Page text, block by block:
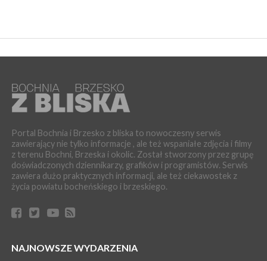
WYDARZENIA
04 sierpnia 2026
MASZKIENICE. Pies pogryzł 3-letnią dziewczynkę. Śmigłowiec
zabrał dziecko do szpitala w Krakowie
PIELGRZYMKA 2026
04 sierpnia 2026
Z BOCHNI NA JASNĄ GÓRĘ. Pierwszy dzień wędrówki
[ZDJĘCIA]
WYDARZENIA
BRZESKO. Śledczy wyjaśniają, jak doszło do śmierci 32-letniego
mężczyzny
04 sierpnia 2026
Portal Bochnia i Brzesko z bliska to nowoczesny serwis
zawierający nie tylko informacje , ale też wspaniałe zdjęcia i filmy
z terenu Bochni, Brzeska i okolic. Został stworzony przez grupę
doświadczonych dziennikarzy, grafików i programistów. Serwis
zawiera dużo praktycznych informacji, ale też ciekawostek z
życia powiatu bocheńskiego i brzeskiego.
NAJNOWSZE WYDARZENIA